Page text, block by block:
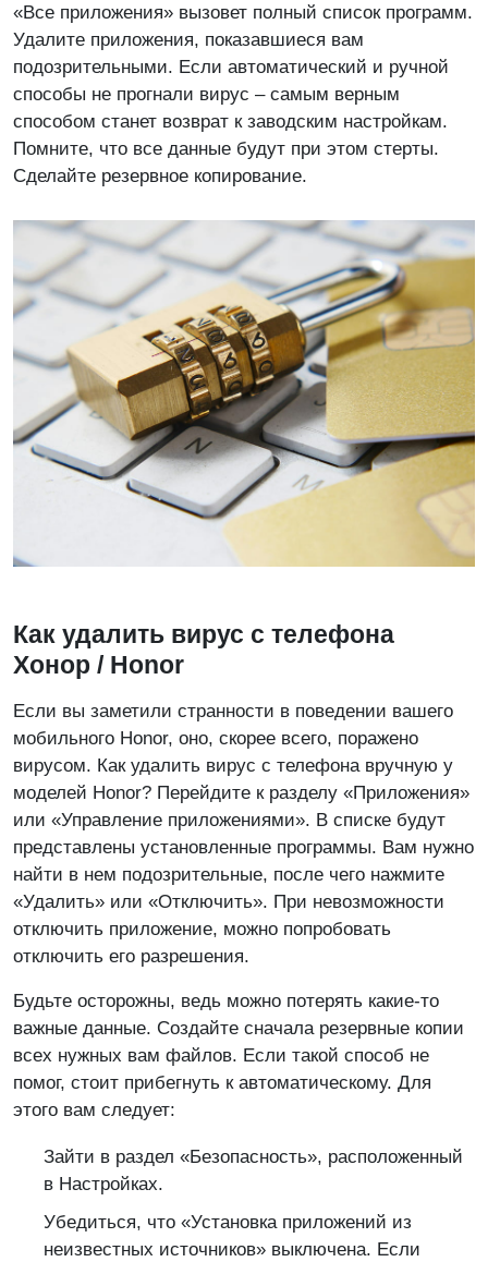
«Все приложения» вызовет полный список программ.
Удалите приложения, показавшиеся вам
подозрительными. Если автоматический и ручной
способы не прогнали вирус – самым верным
способом станет возврат к заводским настройкам.
Помните, что все данные будут при этом стерты.
Сделайте резервное копирование.
Как удалить вирус с телефона
Хонор / Honor
Если вы заметили странности в поведении вашего
мобильного Honor, оно, скорее всего, поражено
вирусом. Как удалить вирус с телефона вручную у
моделей Honor? Перейдите к разделу «Приложения»
или «Управление приложениями». В списке будут
представлены установленные программы. Вам нужно
найти в нем подозрительные, после чего нажмите
«Удалить» или «Отключить». При невозможности
отключить приложение, можно попробовать
отключить его разрешения.
Будьте осторожны, ведь можно потерять какие-то
важные данные. Создайте сначала резервные копии
всех нужных вам файлов. Если такой способ не
помог, стоит прибегнуть к автоматическому. Для
этого вам следует:
Зайти в раздел «Безопасность», расположенный
в Настройках.
Убедиться, что «Установка приложений из
неизвестных источников» выключена. Если